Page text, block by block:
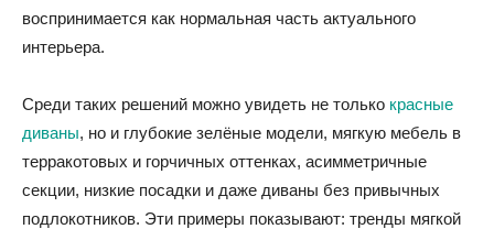
воспринимается как нормальная часть актуального
интерьера.
Среди таких решений можно увидеть не только красные
диваны, но и глубокие зелёные модели, мягкую мебель в
терракотовых и горчичных оттенках, асимметричные
секции, низкие посадки и даже диваны без привычных
подлокотников. Эти примеры показывают: тренды мягкой